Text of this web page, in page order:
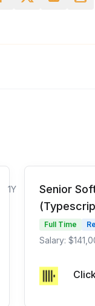
1Y
Senior
Full Time
Salary: